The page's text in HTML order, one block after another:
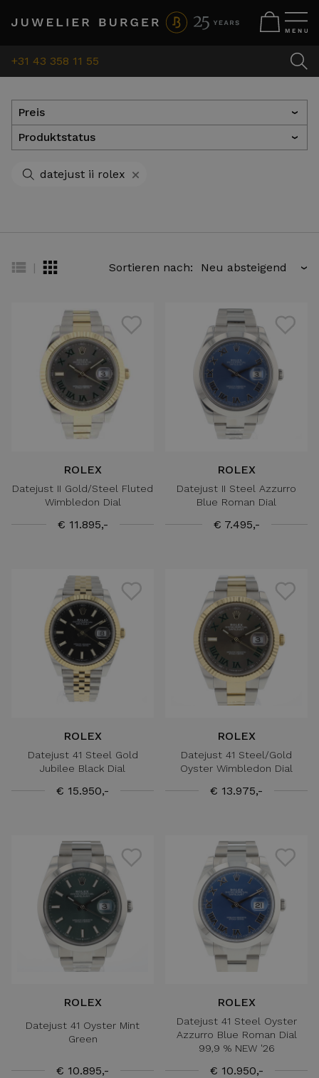
+31 43 358 11 55
Preis ›
Produktstatus ›
datejust ii rolex +
| Sortieren nach: ›
ROLEX
Datejust II Gold/Steel Fluted
Wimbledon Dial
€ 11.895,-
ROLEX
Datejust II Steel Azzurro
Blue Roman Dial
€ 7.495,-
ROLEX
Datejust 41 Steel Gold
Jubilee Black Dial
€ 15.950,-
ROLEX
Datejust 41 Steel/Gold
Oyster Wimbledon Dial
€ 13.975,-
ROLEX
Datejust 41 Oyster Mint
Green
€ 10.895,-
ROLEX
Datejust 41 Steel Oyster
Azzurro Blue Roman Dial
99,9 % NEW '26
€ 10.950,-